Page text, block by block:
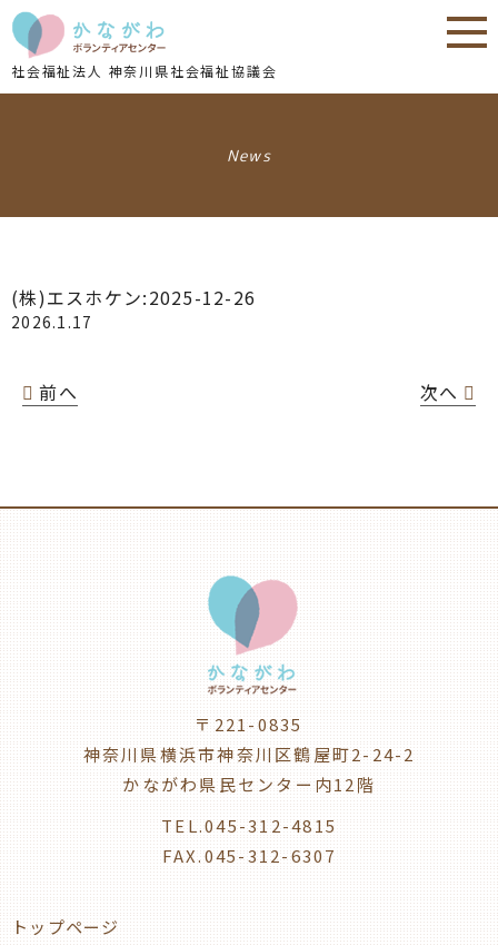
内
容
を
ス
内
容
を
ス
社会福祉法人 神奈川県社会福祉協議会
News
(株)エスホケン:2025-12-26
2026.1.17
前へ 次へ
〒221-0835
神奈川県横浜市神奈川区鶴屋町2-24-2
かながわ県民センター内12階
TEL.045-312-4815
FAX.045-312-6307
トップページ